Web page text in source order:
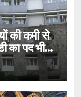
की कमी से
का पद भी